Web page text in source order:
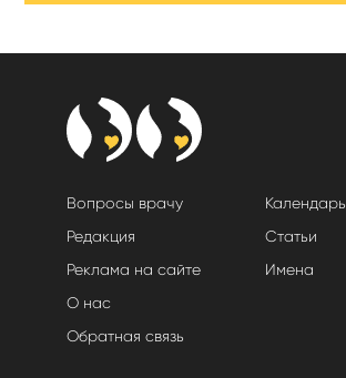
Вопросы врачу
Редакция
Реклама на сайте
О нас
Обратная связь
Календарь
Статьи
Имена